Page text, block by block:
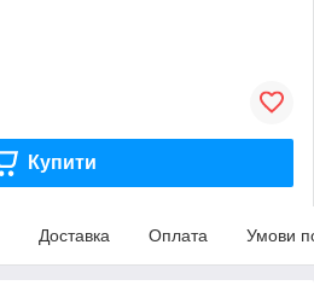
Купити
Доставка Оплата Умови